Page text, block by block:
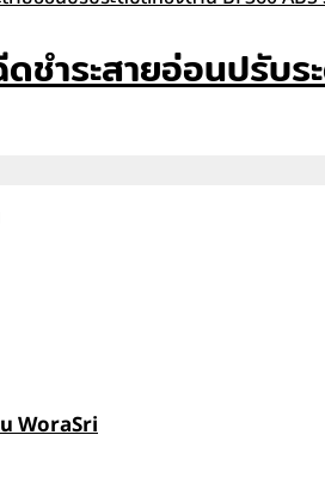
ชำระสายอ่อนปรั
WoraSri